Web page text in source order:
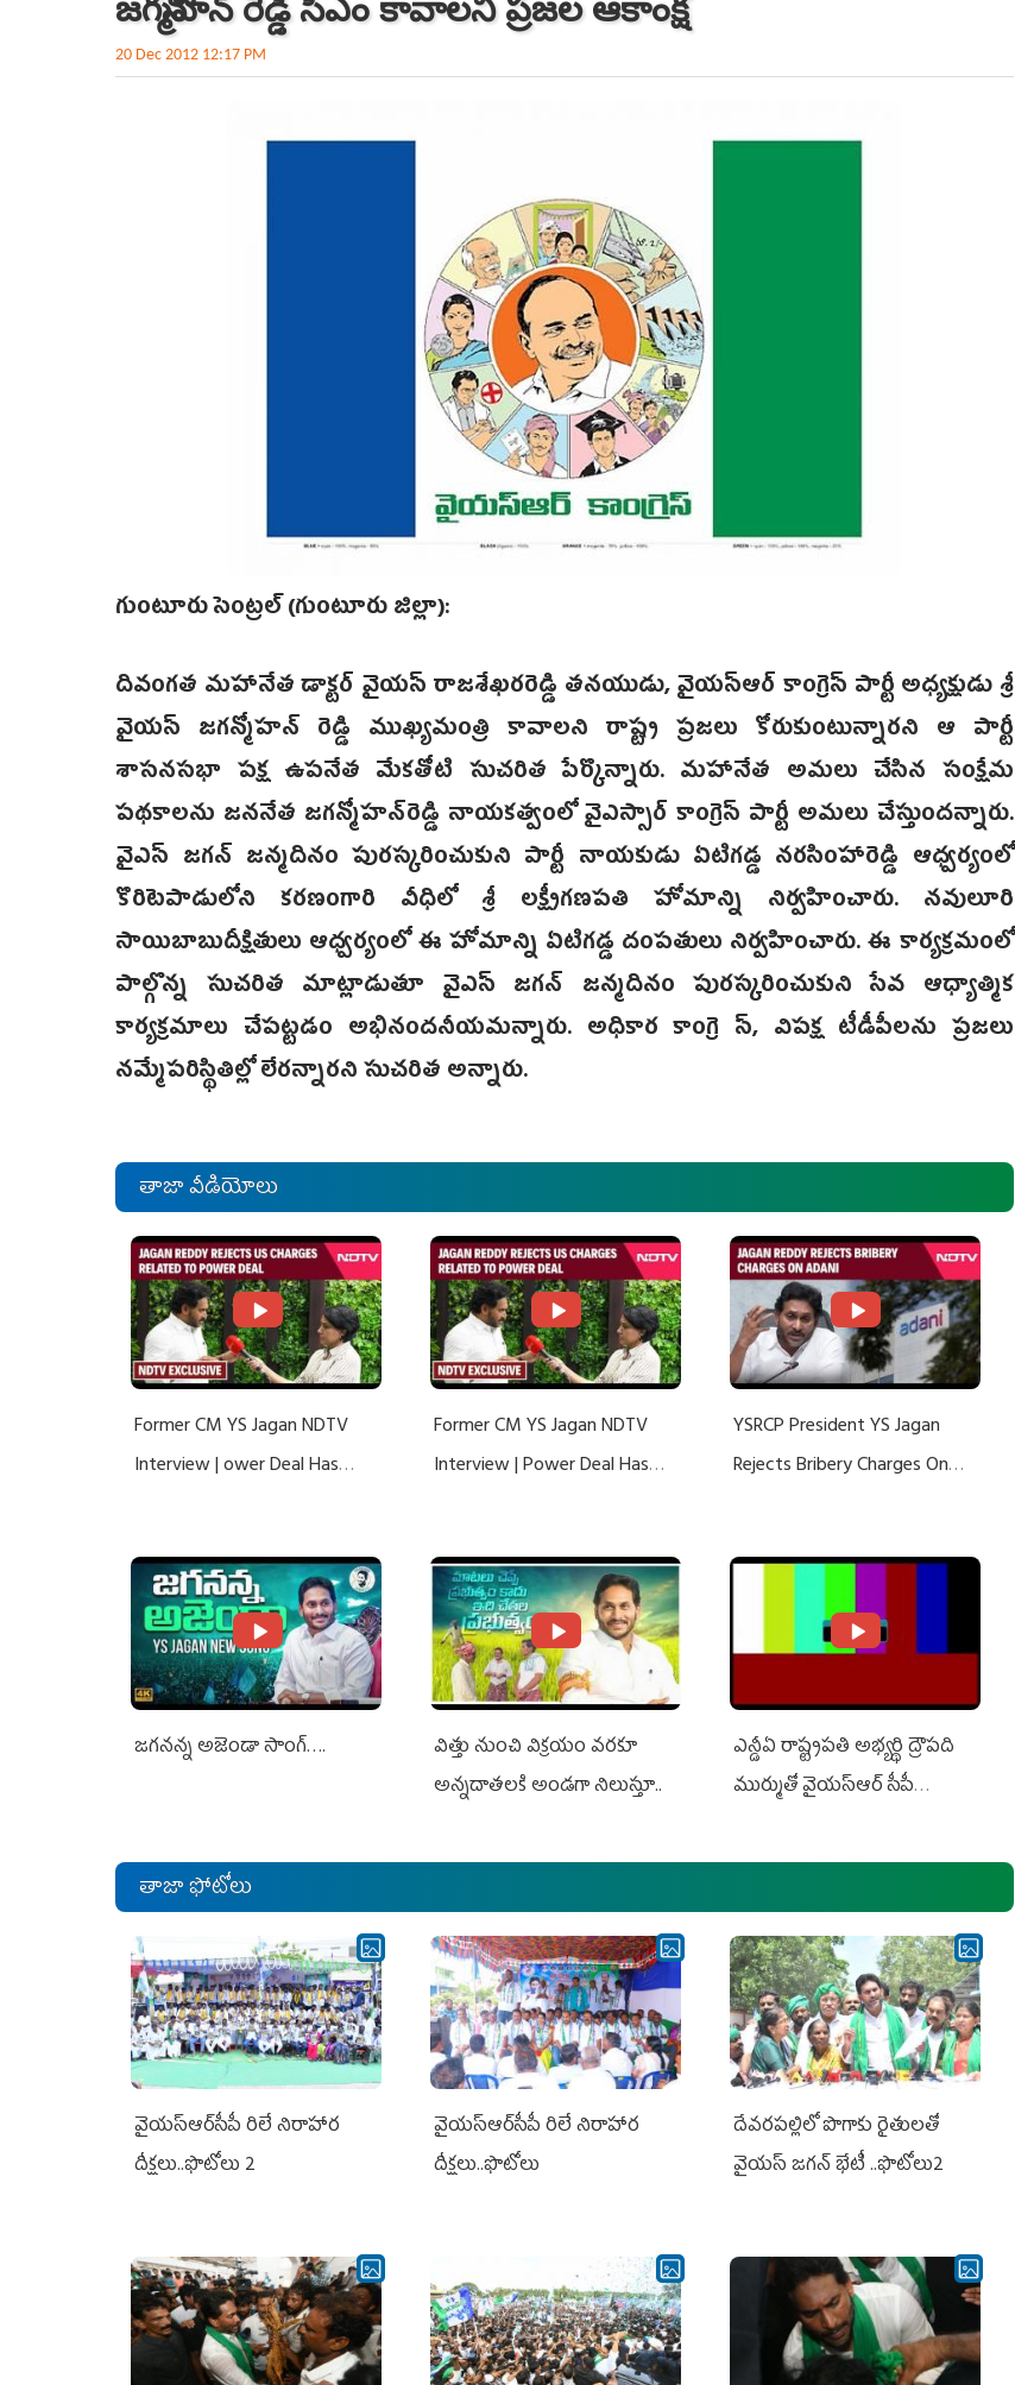
జగన్మోహన్ రెడ్డి సీఎం కావాలని ప్రజల ఆకాంక్ష
20 Dec 2012 12:17 PM
గుంటూరు సెంట్రల్ (గుంటూరు జిల్లా):
దివంగత మహానేత డాక్టర్ వైయస్ రాజశేఖరరెడ్డి తనయుడు, వైయస్ఆర్ కాంగ్రెస్ పార్టీ అధ్యక్షుడు శ్రీ
వైయస్ జగన్మోహన్ రెడ్డి ముఖ్యమంత్రి కావాలని రాష్ట్ర ప్రజలు కోరుకుంటున్నారని ఆ పార్టీ
శాసనసభా పక్ష ఉపనేత మేకతోటి సుచరిత పేర్కొన్నారు. మహానేత అమలు చేసిన సంక్షేమ
పథకాలను జననేత జగన్మోహన్‌రెడ్డి నాయకత్వంలో వైఎస్సార్ కాంగ్రెస్ పార్టీ అమలు చేస్తుందన్నారు.
వైఎస్ జగన్ జన్మదినం పురస్కరించుకుని పార్టీ నాయకుడు ఏటిగడ్డ నరసింహారెడ్డి ఆధ్వర్యంలో
కొరిటెపాడులోని కరణంగారి వీధిలో శ్రీ లక్ష్మీగణపతి హోమాన్ని నిర్వహించారు. నవులూరి
సాయిబాబుదీక్షితులు ఆధ్వర్యంలో ఈ హోమాన్ని ఏటిగడ్డ దంపతులు నిర్వహించారు. ఈ కార్యక్రమంలో
పాల్గొన్న సుచరిత మాట్లాడుతూ వైఎస్ జగన్ జన్మదినం పురస్కరించుకుని సేవ ఆధ్యాత్మిక
కార్యక్రమాలు చేపట్టడం అభినందనీయమన్నారు. అధికార కాంగ్రె స్, విపక్ష టీడీపీలను ప్రజలు
నమ్మేపరిస్థితిల్లో లేరన్నారని సుచరిత అన్నారు.
తాజా వీడియోలు
Former CM YS Jagan NDTV
Interview | ower Deal Has
Former CM YS Jagan NDTV
Interview | Power Deal Has
YSRCP President YS Jagan
Rejects Bribery Charges On
జగనన్న అజెండా సాంగ్….
విత్తు నుంచి విక్రయం వరకూ
అన్నదాతలకి అండగా నిలుస్తూ..
ఎన్డీఏ రాష్ట్ర‌ప‌తి అభ్య‌ర్థి ద్రౌప‌ది
ముర్ముతో వైయ‌స్ఆర్ సీపీ
ఎమ్మెల్యేలు, ఎంపీల స‌మావేశం
తాజా ఫోటోలు
వైయ‌స్ఆర్‌సీపీ రిలే నిరాహార
దీక్షలు..ఫొటోలు 2
వైయ‌స్ఆర్‌సీపీ రిలే నిరాహార
దీక్షలు..ఫొటోలు
దేవరపల్లిలో పొగాకు రైతులతో
వైయస్ జగన్ భేటీ ..ఫొటోలు2